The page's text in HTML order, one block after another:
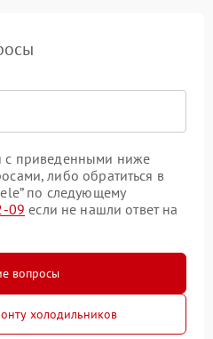
с приведенными ниже
либо обратиться в
по следующему
09 если не нашли ответ на
вопросы
холодильников